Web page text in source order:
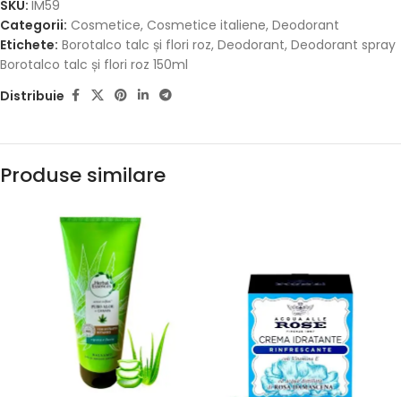
SKU: IM59
Categorii: Cosmetice, Cosmetice italiene, Deodorant
Etichete: Borotalco talc și flori roz, Deodorant, Deodorant spray
Borotalco talc și flori roz 150ml
Distribuie
Produse similare